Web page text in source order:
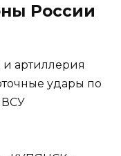
России
артиллерия
удары по
ВСУ